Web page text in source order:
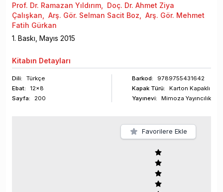
Prof. Dr. Ramazan Yıldırım, Doç. Dr. Ahmet Ziya
Çalışkan, Arş. Gör. Selman Sacit Boz, Arş. Gör. Mehmet
Fatih Gürkan
1. Baskı, Mayıs 2015
Kitabın Detayları
Dili:
Türkçe
Ebat:
12x8
Sayfa: 200
Barkod:
9789755431642
Kapak Türü:
Karton Kapaklı
Yayınevi:
Mimoza Yayıncılık
Favorilere Ekle